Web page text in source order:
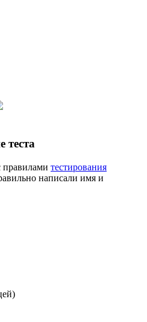
теста
правилами тестирования
написали имя и